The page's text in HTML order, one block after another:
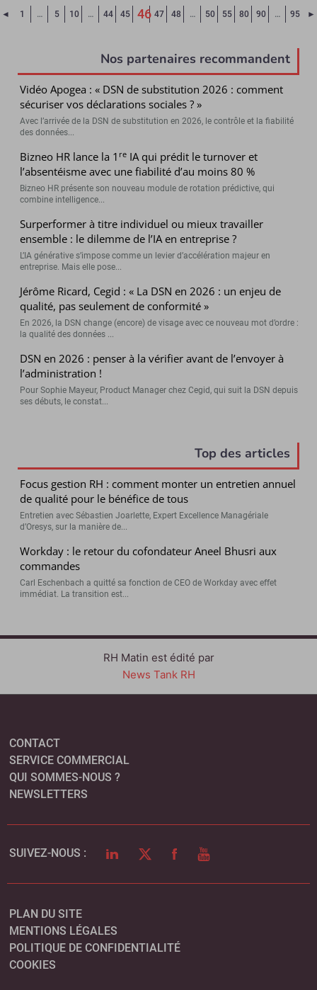
◄ Page précédente
1 … 5 10 … 44 45
46 47 48 … 50 55 80 90 … 95 ►
Nos partenaires recommandent
Vidéo Apogea : « DSN de substitution 2026 : comment
sécuriser vos déclarations sociales ? »
Avec l’arrivée de la DSN de substitution en 2026, le contrôle et la fiabilité
des données...
Bizneo HR lance la 1 re IA qui prédit le turnover et
l’absentéisme avec une fiabilité d’au moins 80 %
Bizneo HR présente son nouveau module de rotation prédictive, qui
combine intelligence...
Surperformer à titre individuel ou mieux travailler
ensemble : le dilemme de l’IA en entreprise ?
L’IA générative s’impose comme un levier d’accélération majeur en
entreprise. Mais elle pose...
Jérôme Ricard, Cegid : « La DSN en 2026 : un enjeu de
qualité, pas seulement de conformité »
En 2026, la DSN change (encore) de visage avec ce nouveau mot d’ordre :
la qualité des données ...
DSN en 2026 : penser à la vérifier avant de l’envoyer à
l’administration !
Pour Sophie Mayeur, Product Manager chez Cegid, qui suit la DSN depuis
ses débuts, le constat...
Top des articles
Focus gestion RH : comment monter un entretien annuel
de qualité pour le bénéfice de tous
Entretien avec Sébastien Joarlette, Expert Excellence Managériale
d’Oresys, sur la manière de...
Workday : le retour du cofondateur Aneel Bhusri aux
commandes
Carl Eschenbach a quitté sa fonction de CEO de Workday avec effet
immédiat. La transition est...
RH Matin est édité par
News Tank RH
CONTACT
SERVICE COMMERCIAL
QUI SOMMES-NOUS ?
NEWSLETTERS
SUIVEZ-NOUS : LINKEDINTWITTERFACEBOOK
YOUTUBE
PLAN DU SITE
MENTIONS LÉGALES
POLITIQUE DE CONFIDENTIALITÉ
COOKIES